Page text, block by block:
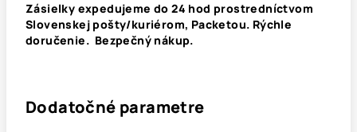
Zásielky expedujeme do 24 hod prostredníctvom
Slovenskej pošty/kuriérom, Packetou. Rýchle
doručenie. Bezpečný nákup.
Dodatočné parametre